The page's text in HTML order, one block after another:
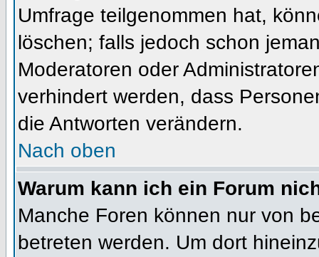
Umfrage teilgenommen hat,
löschen; falls jedoch schon
Moderatoren oder
verhindert werden, dass
die Antworten verändern.
Nach oben
Warum kann ich ein Forum
Manche Foren können nur von
betreten werden. Um dort